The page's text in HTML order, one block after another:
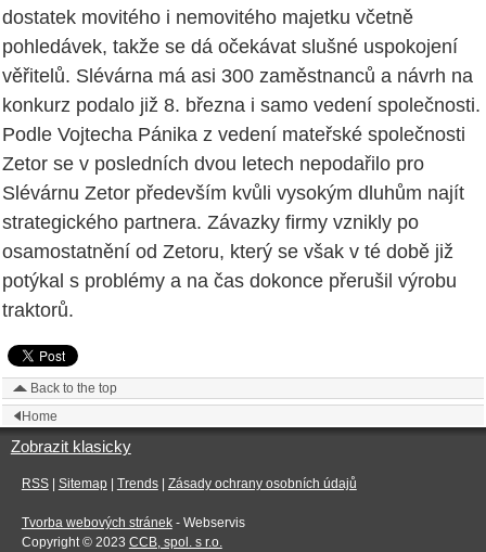
dostatek movitého i nemovitého majetku včetně
pohledávek, takže se dá očekávat slušné uspokojení
věřitelů. Slévárna má asi 300 zaměstnanců a návrh na
konkurz podalo již 8. března i samo vedení společnosti.
Podle Vojtecha Pánika z vedení mateřské společnosti
Zetor se v posledních dvou letech nepodařilo pro
Slévárnu Zetor především kvůli vysokým dluhům najít
strategického partnera. Závazky firmy vznikly po
osamostatnění od Zetoru, který se však v té době již
potýkal s problémy a na čas dokonce přerušil výrobu
traktorů.
Back to the top
Home
Zobrazit klasicky
RSS| Sitemap| Trends| Zásady ochrany osobních údajů
Tvorba webových stránek- Webservis
Copyright © 2023 CCB, spol. s r.o.